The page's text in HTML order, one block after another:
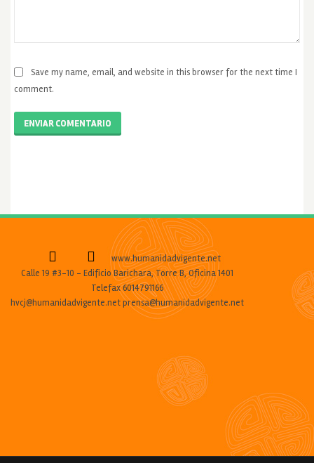
Save my name, email, and website in this browser for the next time I
comment.
ENVIAR COMENTARIO
www.humanidadvigente.net
Calle 19 #3-10 - Edificio Barichara, Torre B, Oficina 1401
Telefax 6014791166
hvcj@humanidadvigente.net prensa@humanidadvigente.net